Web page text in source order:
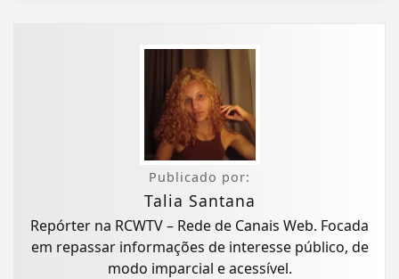
Publicado por:
Talia Santana
Repórter na RCWTV – Rede de Canais Web. Focada
em repassar informações de interesse público, de
modo imparcial e acessível.